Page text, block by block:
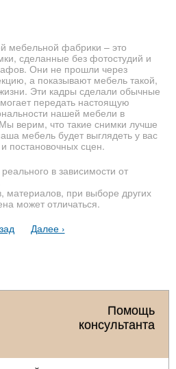
мебельной фабрики – это
сделанные без фотостудий и
Они не прошли через
а показывают мебель такой,
Эти кадры сделали обычные
передать настоящую
нашей мебели в
верим, что такие снимки лучше
мебель будет выглядеть у вас
постановочных сцен.
в зависимости от
материалов, при выборе других
может отличаться.
Далее ›
Помощь
консультанта